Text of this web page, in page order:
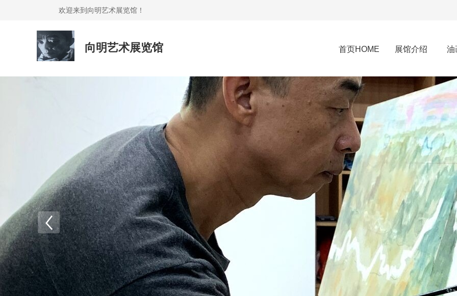
欢迎来到向明艺术展览馆！
向明艺术展览馆 首页HOME 展馆介绍 油